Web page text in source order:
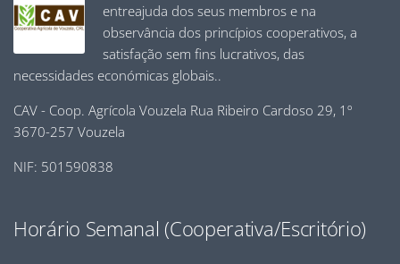
entreajuda dos seus membros e na
observância dos princípios cooperativos, a
satisfação sem fins lucrativos, das
necessidades económicas globais..
CAV - Coop. Agrícola Vouzela Rua Ribeiro Cardoso 29, 1º
3670-257 Vouzela
NIF: 501590838
Horário Semanal (Cooperativa/Escritório)